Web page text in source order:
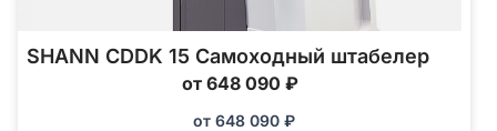
SHANN CDDK 15 Самоходный штабелер
от 648 090 ₽
от 648 090 ₽